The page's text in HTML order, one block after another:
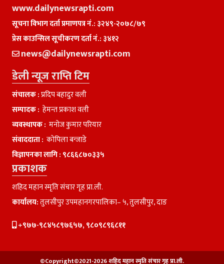
www.dailynewsrapti.com
सूचना विभाग दर्ता प्रमाणपत्र नं.: ३२४९-२०७८/७९
प्रेस काउन्सिल सूचीकरण दर्ता नं.: ३४१२
news@dailynewsrapti.com
डेली न्यूज राप्ति टिम
संचालक :प्रदिप बहादुर वली
सम्पादक : हेमन्त प्रकाश वली
व्यवस्थापक : मनाेज कुमार परियार
संवाददाता : काेपिला बन्जाडे
विज्ञापनका लागि : ९८६६८७०३३५
प्रकाशक
शहिद महान स्मृति संचार गृह प्रा.ली.
कार्यालय:तुलसीपुर उपमहानगरपालिका– ५, तुलसीपुर, दाङ
+९७७-९८४५८९७६५७, ९८०९८९६८११
©Copyright©2021-2026 शहिद महान स्मृति संचार गृह प्रा.ली.